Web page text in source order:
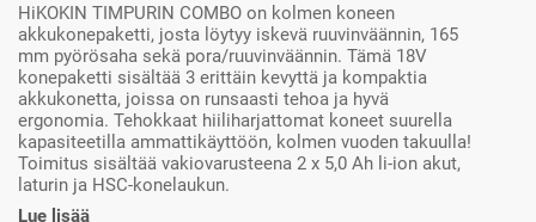
HiKOKIN TIMPURIN COMBO on kolmen koneen
akkukonepaketti, josta löytyy iskevä ruuvinväännin, 165
mm pyörösaha sekä pora/ruuvinväännin. Tämä 18V
konepaketti sisältää 3 erittäin kevyttä ja kompaktia
akkukonetta, joissa on runsaasti tehoa ja hyvä
ergonomia. Tehokkaat hiiliharjattomat koneet suurella
kapasiteetilla ammattikäyttöön, kolmen vuoden takuulla!
Toimitus sisältää vakiovarusteena 2 x 5,0 Ah li-ion akut,
laturin ja HSC-konelaukun.
Lue lisää